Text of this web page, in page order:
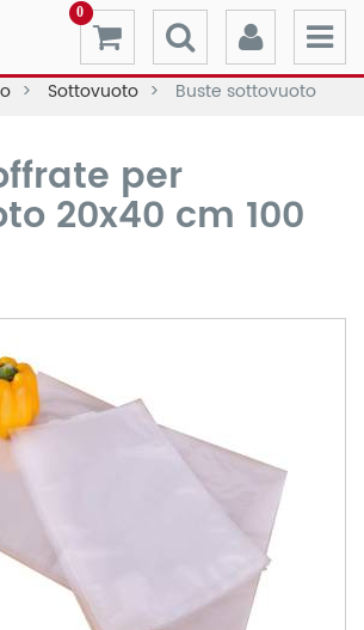
0
Sottovuoto Buste sottovuoto
per
20x40 cm 100